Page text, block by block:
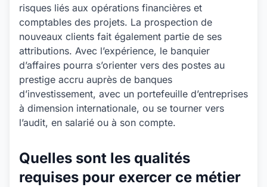
risques liés aux opérations financières et
comptables des projets. La prospection de
nouveaux clients fait également partie de ses
attributions. Avec l’expérience, le banquier
d’affaires pourra s’orienter vers des postes au
prestige accru auprès de banques
d’investissement, avec un portefeuille d’entreprises
à dimension internationale, ou se tourner vers
l’audit, en salarié ou à son compte.
Quelles sont les qualités
requises pour exercer ce métier